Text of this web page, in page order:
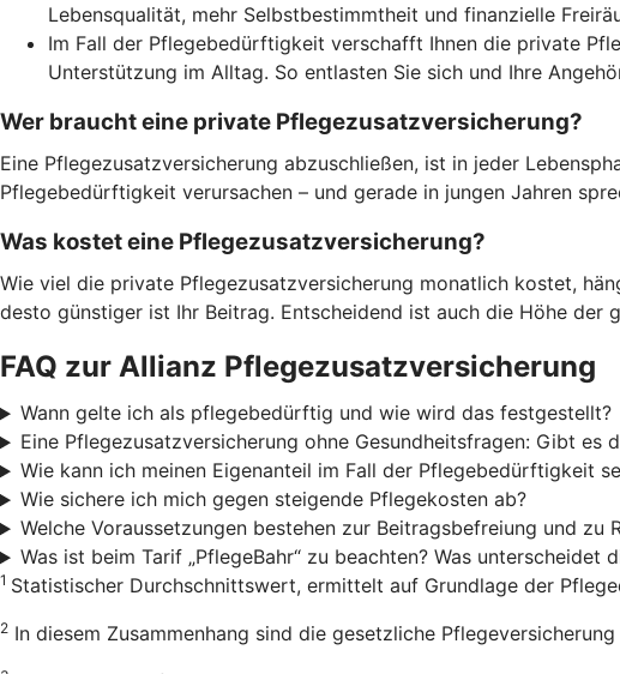
Lebensqualität, mehr Selbstbestimmtheit und finanzielle
Im Fall der Pflegebedürftigkeit verschafft Ihnen die private
Unterstützung im Alltag. So entlasten Sie sich und Ihre
Wer braucht eine private Pflegezusatzversicherung?
Eine Pflegezusatzversicherung abzuschließen, ist in jeder
Pflegebedürftigkeit verursachen – und gerade in jungen Jahren
Was kostet eine Pflegezusatzversicherung?
Wie viel die private Pflegezusatzversicherung monatlich kostet,
desto günstiger ist Ihr Beitrag. Entscheidend ist auch die Höhe der
FAQ zur Allianz Pflegezusatzversicherung
Wann gelte ich als pflegebedürftig und wie wird das festgestellt?
Eine Pflegezusatzversicherung ohne Gesundheitsfragen: Gibt es
Wie kann ich meinen Eigenanteil im Fall der Pflegebedürftigkeit
Wie sichere ich mich gegen steigende Pflegekosten ab?
Welche Voraussetzungen bestehen zur Beitragsbefreiung und zu
Was ist beim Tarif „PflegeBahr“ zu beachten? Was
1 Statistischer Durchschnittswert, ermittelt auf Grundlage der
2 In diesem Zusammenhang sind die gesetzliche